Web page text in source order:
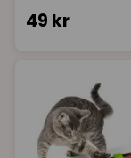
49 kr